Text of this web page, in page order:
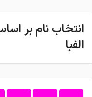
انتخاب نام بر
الفبا